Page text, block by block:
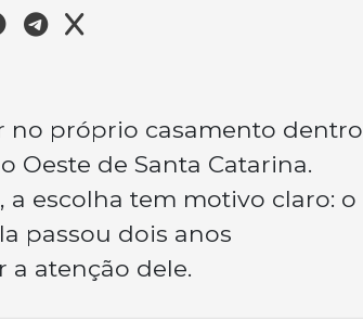
no próprio casamento dentro
Oeste de Santa Catarina.
a escolha tem motivo claro: o
passou dois anos
atenção dele.